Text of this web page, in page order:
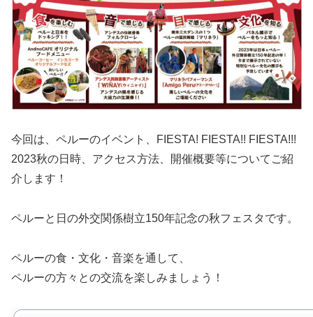
今回は、ペルーのイベント、FIESTA! FIESTA!! FIESTA!!!
2023秋の日時、アクセス方法、開催概要等についてご紹
介します！
ペルーと日の外交関係樹立150年記念の秋フェスタです。
ペルーの食・文化・音楽を通して、
ペルーの方々との交流を楽しみましょう！